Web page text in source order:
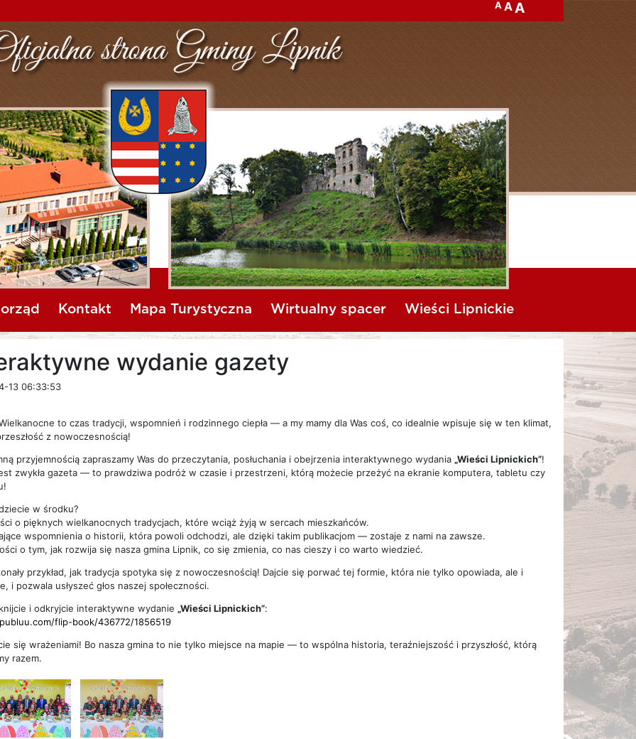
A AA
Kontakt Mapa Turystyczna Wirtualny spacer Wieści Lipnickie
wydanie gazety
13 06:33:53
to czas tradycji, wspomnień i rodzinnego ciepła — a my mamy dla Was coś, co idealnie wpisuje się w ten klimat,
z nowoczesnością!
przyjemnością zapraszamy Was do przeczytania, posłuchania i obejrzenia interaktywnego wydania „Wieści Lipnickich”!
zwykła gazeta — to prawdziwa podróż w czasie i przestrzeni, którą możecie przeżyć na ekranie komputera, tabletu czy
w środku?
o pięknych wielkanocnych tradycjach, które wciąż żyją w sercach mieszkańców.
wspomnienia o historii, która powoli odchodzi, ale dzięki takim publikacjom — zostaje z nami na zawsze.
o tym, jak rozwija się nasza gmina Lipnik, co się zmienia, co nas cieszy i co warto wiedzieć.
przykład, jak tradycja spotyka się z nowoczesnością! Dajcie się porwać tej formie, która nie tylko opowiada, ale i
i pozwala usłyszeć głos naszej społeczności.
i odkryjcie interaktywne wydanie „Wieści Lipnickich”:
flip-book/436772/1856519
się wrażeniami! Bo nasza gmina to nie tylko miejsce na mapie — to wspólna historia, teraźniejszość i przyszłość, którą
razem.